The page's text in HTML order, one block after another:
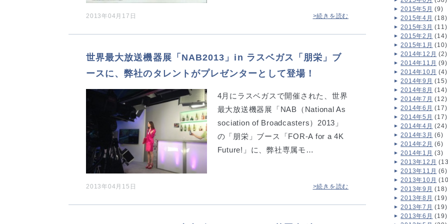
2013年04月17日 >続きを読む
世界最大放送機器展「NAB2013」in ラスベガス「朋栄」ブ
ースに、弊社のタレントがプレゼンターとして登場！
2013年04月15日
4月にラスベガスで開催された、世界
最大放送機器展「NAB（National As
sociation of Broadcasters）2013」
の「朋栄」ブース「FOR-A for a 4K
Future!」に、弊社専属モ…
>続きを読む
2015年5月 (9)
2015年4月 (18)
2015年3月 (11)
2015年2月 (14)
2015年1月 (10)
2014年12月 (2)
2014年11月 (9)
2014年10月 (4)
2014年9月 (15)
2014年8月 (14)
2014年7月 (12)
2014年6月 (17)
2014年5月 (17)
2014年4月 (24)
2014年3月 (6)
2014年2月 (6)
2014年1月 (3)
2013年12月
2013年11月 (6)
2013年10月
2013年9月 (18)
2013年8月 (19)
2013年7月 (19)
2013年6月 (19)